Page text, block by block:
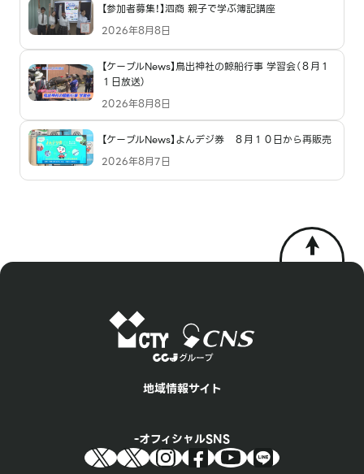
【参加者募集！】泗商 親子で学ぶ簿記講座
2026年8月8日
【ケーブルNews】鳥出神社の鯨船行事 学習会（８月１
１日放送）
2026年8月8日
【ケーブルNews】よんデジ券 ８月１０日から再販売
2026年8月7日
地域情報サイト
オフィシャルSNS